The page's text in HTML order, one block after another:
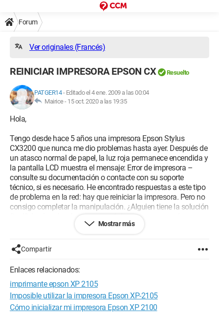
Forum
Ver originales (Francés)
REINICIAR IMPRESORA EPSON CX Resuelto
PATGER14- Editado el 4 ene. 2009 a las 00:04
Mairice - 15 oct. 2020 a las 19:35
Hola,
Tengo desde hace 5 años una impresora Epson Stylus
CX3200 que nunca me dio problemas hasta ayer. Después de
un atasco normal de papel, la luz roja permanece encendida y
la pantalla LCD muestra el mensaje: Error de impresora –
consulte su documentación o contacte con su soporte
técnico, si es necesario. He encontrado respuestas a este tipo
de problema en la red: hay que reiniciar la impresora. Pero no
consigo completar la manipulación. ¿Alguien tiene la solución
final? Aquí está en lo que estoy: 1- Impresora apagada,
mantengo pulsados a la vez los botones Parar + Copia a color
presionados. 2- La pantalla LCD muestra: Init. EEPROM 3- A
este punto, solo debería confirmar pulsando la tecla Copia a
color, pero no funciona: veo en la pantalla LCD que la
impresora entra en modo de reinicio, pero vuelvo al mismo
mensaje de error. Gracias a quien pueda ayudar.
Configuración: Windows XP Internet Explorer 6.0
Mostrar más
Compartir
Enlaces relacionados:
imprimante epson XP 2105
Imposible utilizar la impresora Epson XP-2105
Cómo inicializar mi impresora Epson XP 2100